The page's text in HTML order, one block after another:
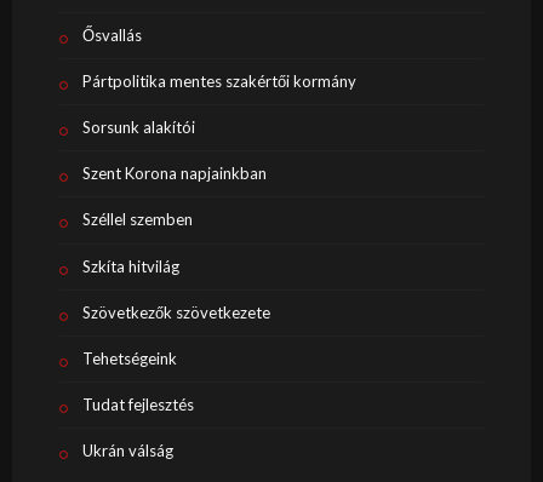
Ősvallás
Pártpolitika mentes szakértői kormány
Sorsunk alakítói
Szent Korona napjainkban
Széllel szemben
Szkíta hitvilág
Szövetkezők szövetkezete
Tehetségeink
Tudat fejlesztés
Ukrán válság